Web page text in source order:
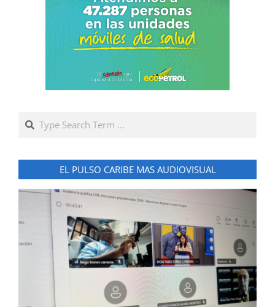
Search
EL PULSO CARIBE MAS AUDIOVISUAL